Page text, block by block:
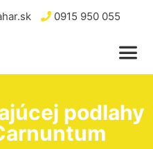
0915 950 055
podlahy